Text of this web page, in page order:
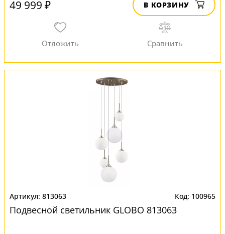
49 999 ₽ В КОРЗИНУ
813063 100965
Подвесной светильник GLOBO 813063